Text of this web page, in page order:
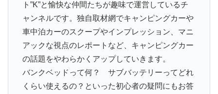
ト”K”と愉快な仲間たちが趣味で運営しているチ
ャンネルです。独自取材網でキャンピングカーや
車中泊カーのスクープやインプレッション、マニ
アックな視点のレポートなど、キャンピングカー
の話題をやわらかくアップしていきます。
バンクベッドって何？ サブバッテリーってどれ
くらい使えるの？といった初心者の疑問にもお答